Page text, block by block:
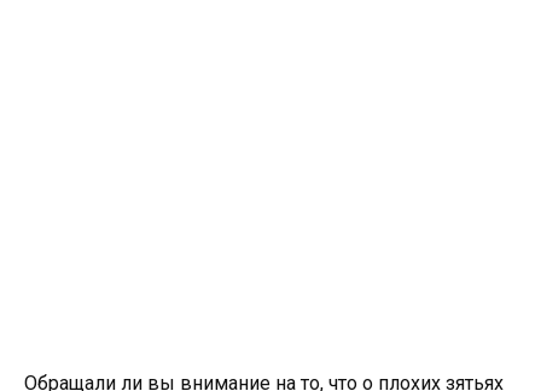
Обращали ли вы внимание на то, что о плохих зятьях